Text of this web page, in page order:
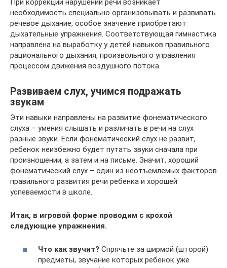
необходимость специально организовывать и развивать
речевое дыхание, особое значение приобретают
дыхательные упражнения. Соответствующая гимнастика
направлена на выработку у детей навыков правильного
рационального дыхания, произвольного управления
процессом движения воздушного потока.
Развиваем слух, учимся подражать
звукам
Эти навыки направлены на развитие фонематического
слуха – умения слышать и различать в речи на слух
разные звуки. Если фонематический слух не развит,
ребенок неизбежно будет путать звуки сначала при
произношении, а затем и на письме. Значит, хороший
фонематический слух – один из неотъемлемых факторов
правильного развития речи ребенка и хорошей
успеваемости в школе.
Итак, в игровой форме проводим с крохой
следующие упражнения.
Что как звучит? Спрячьте за ширмой (шторой)
предметы, звучание которых ребенок уже